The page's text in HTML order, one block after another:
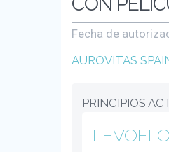
Fecha de
AUROVITAS
PRINCIPIOS